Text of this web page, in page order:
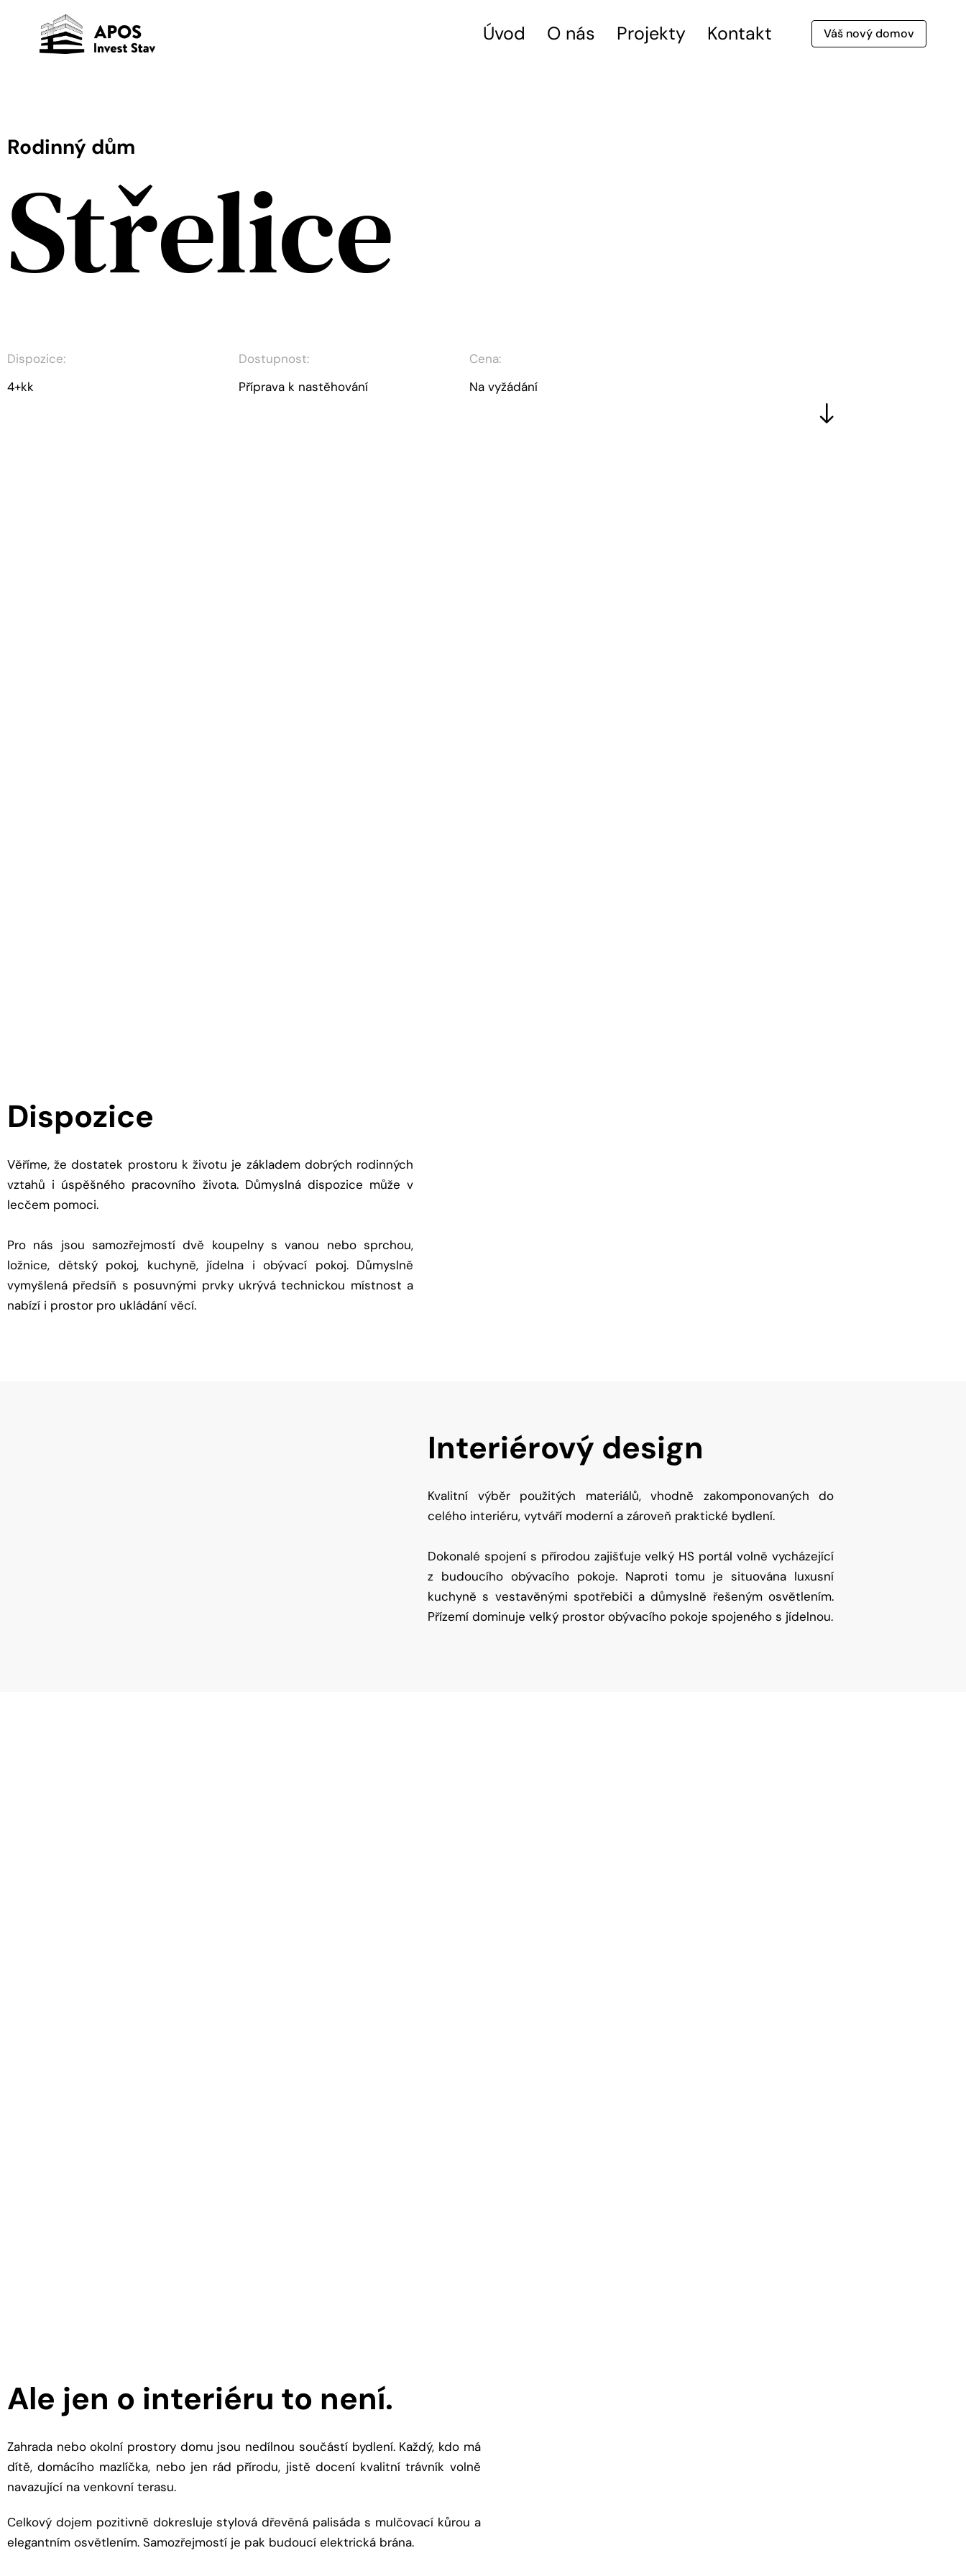
Úvod O nás Projekty Kontakt Váš nový domov
Rodinný dům
Střelice
Dispozice:
4+kk
Dostupnost:
Příprava k nastěhování
Cena:
Na vyžádání
Dispozice
Věříme, že dostatek prostoru k životu je základem dobrých rodinných
vztahů i úspěšného pracovního života. Důmyslná dispozice může v
lecčem pomoci.
Pro nás jsou samozřejmostí dvě koupelny s vanou nebo sprchou,
ložnice, dětský pokoj, kuchyně, jídelna i obývací pokoj. Důmyslně
vymyšlená předsíň s posuvnými prvky ukrývá technickou místnost a
nabízí i prostor pro ukládání věcí.
Interiérový design
Kvalitní výběr použitých materiálů, vhodně zakomponovaných do
celého interiéru, vytváří moderní a zároveň praktické bydlení.
Dokonalé spojení s přírodou zajišťuje velký HS portál volně vycházející
z budoucího obývacího pokoje. Naproti tomu je situována luxusní
kuchyně s vestavěnými spotřebiči a důmyslně řešeným osvětlením.
Přízemí dominuje velký prostor obývacího pokoje spojeného s jídelnou.
Ale jen o interiéru to není.
Zahrada nebo okolní prostory domu jsou nedílnou součástí bydlení. Každý, kdo má
dítě, domácího mazlíčka, nebo jen rád přírodu, jistě docení kvalitní trávník volně
navazující na venkovní terasu.
Celkový dojem pozitivně dokresluje stylová dřevěná palisáda s mulčovací kůrou a
elegantním osvětlením. Samozřejmostí je pak budoucí elektrická brána.